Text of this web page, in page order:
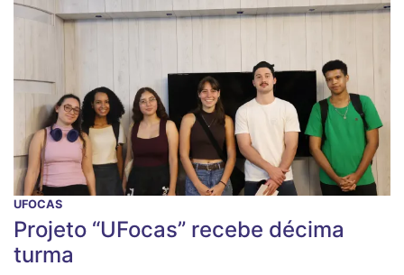
UFOCAS
Projeto “UFocas” recebe décima
turma